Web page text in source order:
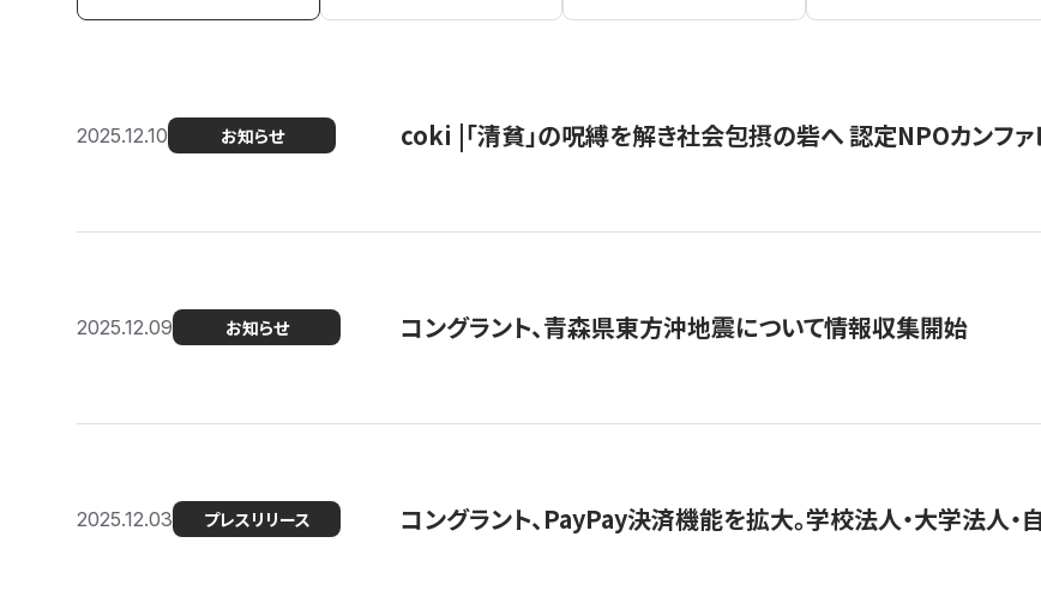
2025.12.10 お知らせ coki |「清貧」の呪縛を解き社会包摂の砦へ 認定NPOカンフ
2025.12.09 お知らせ コングラント、青森県東方沖地震について情報収集開始
2025.12.03 プレスリリース コングラント、PayPay決済機能を拡大。学校法人・大学法人